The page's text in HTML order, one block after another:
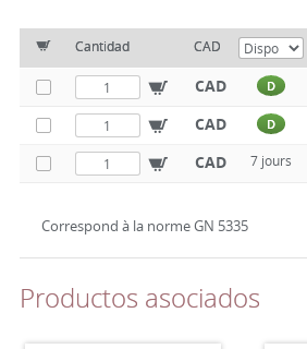
Cantidad CAD
CAD D
CAD D
CAD 7 jours
Correspond à la norme GN 5335
Productos asociados